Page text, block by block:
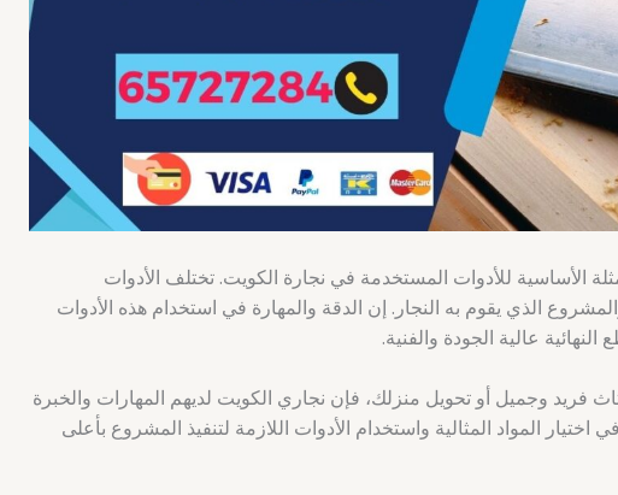
الأساسية للأدوات المستخدمة في نجارة الكويت. تختلف الأدوات
الذي يقوم به النجار. إن الدقة والمهارة في استخدام هذه الأدوات
عالية الجودة والفنية.
فريد وجميل أو تحويل منزلك، فإن نجاري الكويت لديهم المهارات والخبرة
المواد المثالية واستخدام الأدوات اللازمة لتنفيذ المشروع بأعلى